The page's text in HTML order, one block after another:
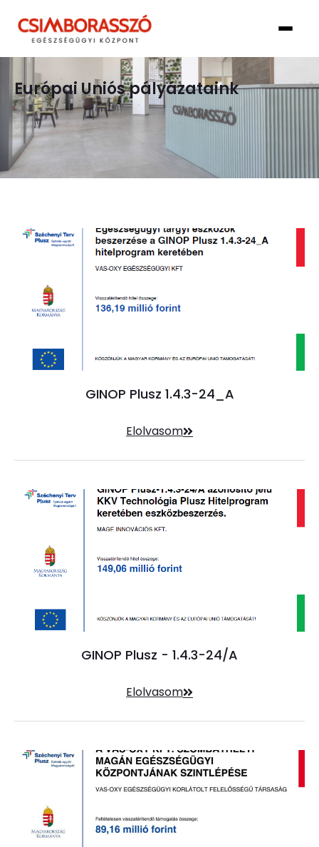
Európai Uniós pályázataink
GINOP Plusz 1.4.3-24_A
Elolvasom
GINOP Plusz - 1.4.3-24/A
Elolvasom